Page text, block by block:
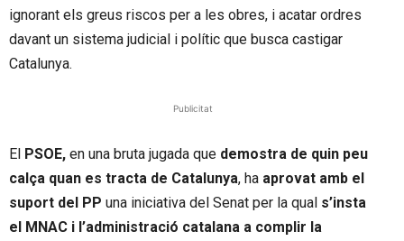
ignorant els greus riscos per a les obres, i acatar ordres
davant un sistema judicial i polític que busca castigar
Catalunya.
Publicitat
El PSOE, en una bruta jugada que demostra de quin peu
calça quan es tracta de Catalunya, ha aprovat amb el
suport del PP una iniciativa del Senat per la qual s’insta
el MNAC i l’administració catalana a complir la